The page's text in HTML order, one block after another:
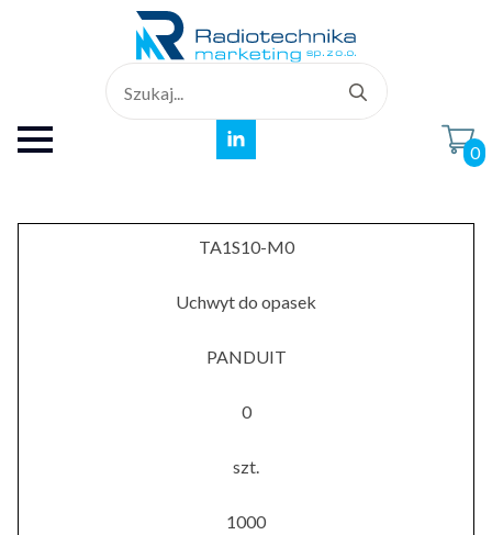
for:
0
TA1S10-M0
Uchwyt do opasek
PANDUIT
0
szt.
1000